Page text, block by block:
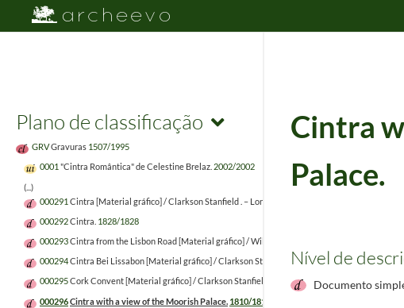
Plano de classificação
GRVGravuras 1507/1995
0001 "Cintra Romântica" de Celestine Brelaz. 2002/2002
(...)
000291 Cintra [Material gráfico] / Clarkson Stanfield . – Londres : J. Murray, 1832. – 1 litografia :
000292Cintra. 1828/1828
000293Cintra from the Lisbon Road [Material gráfico] / William Bradford . – Londres : J. Booth
000294Cintra Bei Lissabon [Material gráfico] / Clarkson Stanfield . – Londres : J. Murray, 1835. –
000295Cork Convent [Material gráfico] / Clarkson Stanfield . – Londres : J. Murray, 1832. – 1
000296Cintra with a view of the Moorish Palace. 1810/1810
Cintra
Palace.
Nível de
Documento